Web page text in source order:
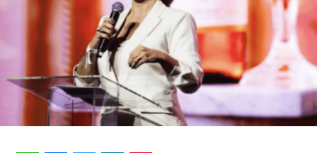
Bullet contrata profissionais para atuarem na
conta de comunicação de BYD
NÃO PERCA
JCdecaux anuncia nova head comercial